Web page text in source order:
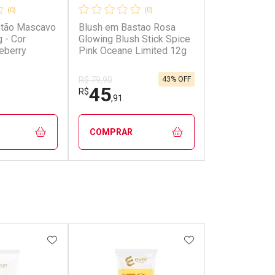
(0)
Mascavo
- Cor
(0)
Blush em Bastao Rosa
Glowing Blush Stick Spice
Pink Oceane Limited 12g
R$ 79,90
R$45,91
43% OFF
COMPRAR
ADICIONAR AOS FAVORITOSADICIONAR AOS